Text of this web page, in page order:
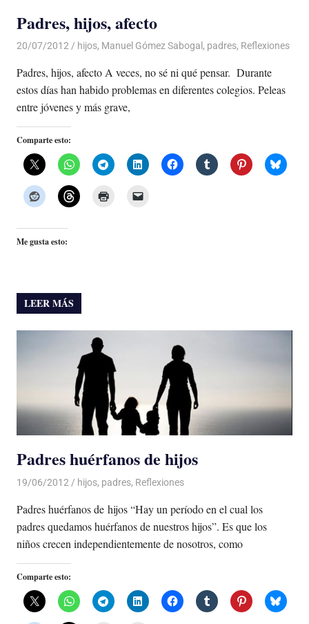
Padres, hijos, afecto
20/07/2012 Luis Castellanos
hijos, Manuel Gómez Sabogal , padres, Reflexiones
Padres, hijos, afecto A veces, no sé ni qué pensar. Durante
estos días han habido problemas en diferentes colegios. Peleas
entre jóvenes y más grave,
Comparte esto:
Me gusta esto:
LEER MÁS
Padres huérfanos de hijos
19/06/2012 Luis Castellanos
hijos, padres, Reflexiones
Padres huérfanos de hijos “Hay un período en el cual los
padres quedamos huérfanos de nuestros hijos”. Es que los
niños crecen independientemente de nosotros, como
Comparte esto: